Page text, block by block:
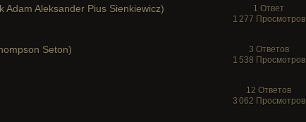
Adam Aleksander Pius Sienkiewicz)
1 Ответ
1 277 Просмотров
Seton)
3 Ответов
1 538 Просмотров
12 Ответов
3 062 Просмотров